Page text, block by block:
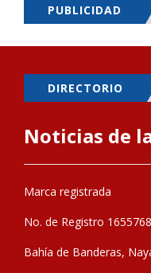
PUBLICIDAD
DIRECTORIO
Noticias de
Marca registrada
No. de Registro 1655768
Bahía de Banderas,